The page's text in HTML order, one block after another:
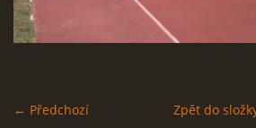
REKORDY
VÝKONNÝ VÝBOR, SPORTOVNĚ
← Předchozí
Zpět do